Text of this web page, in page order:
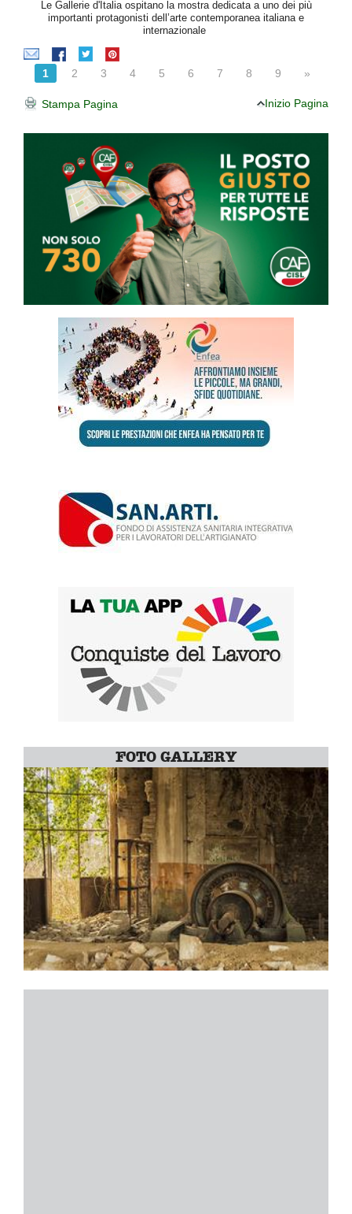
Le Gallerie d'Italia ospitano la mostra dedicata a uno dei più
importanti protagonisti dell’arte contemporanea italiana e
internazionale
1 2 3 4 5 6 7 8 9 »
Stampa Pagina Inizio Pagina
FOTO GALLERY